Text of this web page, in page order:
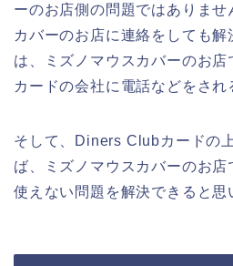
ーのお店側の問題ではありませ
カバーのお店に連絡をしても
は、ミズノマウスカバーのお
カードの会社に電話などをされ
そして、Diners Clubカードの
ば、ミズノマウスカバーのお
使えない問題を解決できると思